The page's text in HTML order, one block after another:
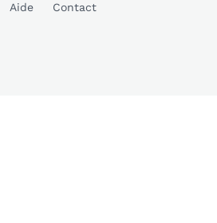
Aide Contact